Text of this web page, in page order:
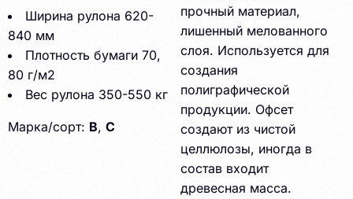
Ширина рулона 620-
840 мм
Плотность бумаги 70,
80 г/м2
Вес рулона 350-550 кг
Марка/сорт: В, С
прочный материал,
лишенный мелованного
слоя. Используется для
создания
полиграфической
продукции. Офсет
создают из чистой
целлюлозы, иногда в
состав входит
древесная масса.